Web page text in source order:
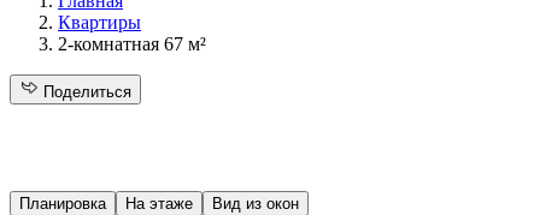
Квартиры
2-комнатная 67 м²
Поделиться
Планировка На этаже Вид из окон